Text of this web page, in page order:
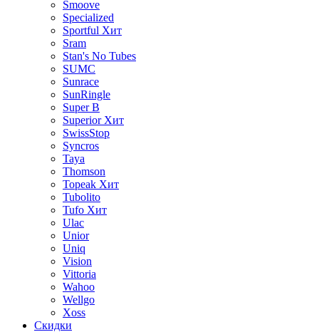
Smoove
Specialized
Sportful Хит
Sram
Stan's No Tubes
SUMC
Sunrace
SunRingle
Super B
Superior Хит
SwissStop
Syncros
Taya
Thomson
Topeak Хит
Tubolito
Tufo Хит
Ulac
Unior
Uniq
Vision
Vittoria
Wahoo
Wellgo
Xoss
Скидки